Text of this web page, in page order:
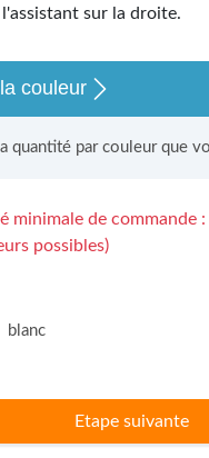
sur la droite.
couleur
quantité par couleur que
minimale de commande :
possibles)
blanc
Etape suivante